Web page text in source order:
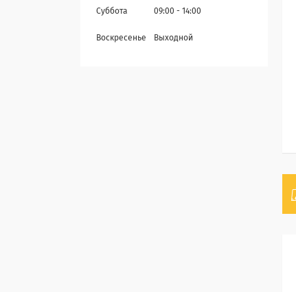
Суббота 09:00 14:00
Воскресенье Выходной